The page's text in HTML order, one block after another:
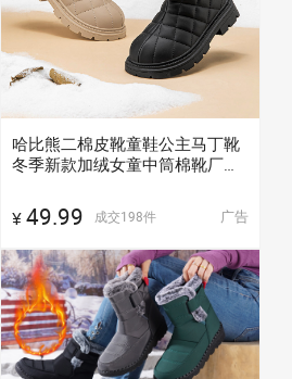
哈比熊二棉皮靴童鞋公主马丁靴
冬季新款加绒女童中筒棉靴厂家
¥ 49.99 成交198件 广告